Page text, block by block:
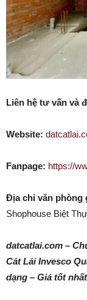
Liên hệ tư vấn và
Website:
Fanpage: https://
Địa chỉ văn phòng
Shophouse Biệt
datcatlai.com –
Cát Lái Invesco
dạng – Giá tốt